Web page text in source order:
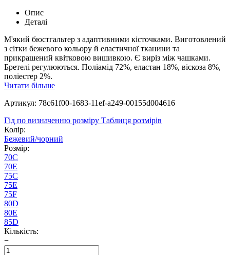
Опис
Деталі
М'який бюстгальтер з адаптивними кісточками. Виготовлений
з сітки бежевого кольору й еластичної тканини та
прикрашений квітковою вишивкою. Є виріз між чашками.
Бретелі регулюються. Поліамід 72%, еластан 18%, віскоза 8%,
поліестер 2%.
Читати більше
Артикул: 78c61f00-1683-11ef-a249-00155d004616
Гід по визначенню розміру Таблиця розмірів
Колір:
Бежевий/чорний
Розмір:
70C
70E
75C
75E
75F
80D
80E
85D
Кількість:
−